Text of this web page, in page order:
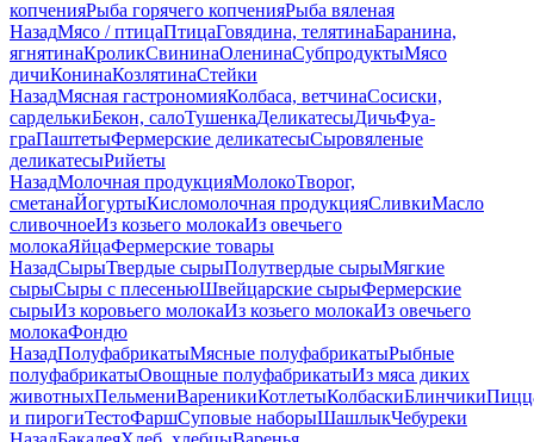
копченияРыба горячего копченияРыба вяленая
НазадМясо / птицаПтицаГовядина, телятинаБаранина,
ягнятинаКроликСвининаОленинаСубпродуктыМясо
дичиКонинаКозлятинаСтейки
НазадМясная гастрономияКолбаса, ветчинаСосиски,
сарделькиБекон, салоТушенкаДеликатесыДичьФуа-
граПаштетыФермерские деликатесыСыровяленые
деликатесыРийеты
НазадМолочная продукцияМолокоТворог,
сметанаЙогуртыКисломолочная продукцияСливкиМасло
сливочноеИз козьего молокаИз овечьего
молокаЯйцаФермерские товары
НазадСырыТвердые сырыПолутвердые сырыМягкие
сырыСыры c плесеньюШвейцарские сырыФермерские
сырыИз коровьего молокаИз козьего молокаИз овечьего
молокаФондю
НазадПолуфабрикатыМясные полуфабрикатыРыбные
полуфабрикатыОвощные полуфабрикатыИз мяса диких
животныхПельмениВареникиКотлетыКолбаскиБлинчики
и пирогиТестоФаршСуповые наборыШашлыкЧебуреки